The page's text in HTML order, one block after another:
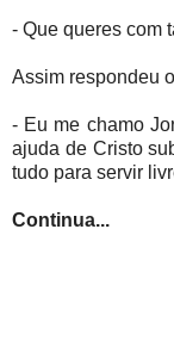
- Que queres com
Assim respondeu
- Eu me chamo
ajuda de Cristo
tudo para servir
Continua...